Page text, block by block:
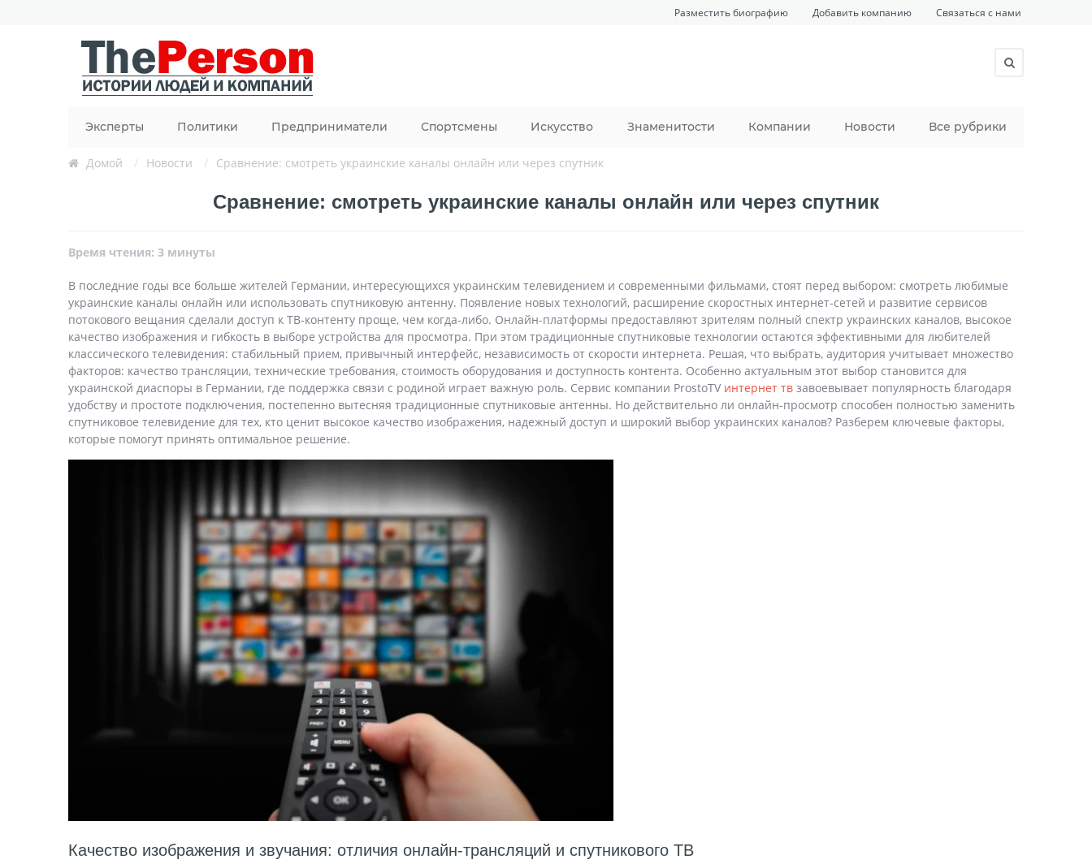
Разместить биографию Добавить компанию Связаться с нами
Эксперты Политики Предприниматели Спортсмены Искусство Знаменитости Компании Новости Все рубрики
Домой / Новости / Сравнение: смотреть украинские каналы онлайн или через спутник
Сравнение: смотреть украинские каналы онлайн или через спутник
Время чтения: 3 минуты
В последние годы все больше жителей Германии, интересующихся украинским телевидением и современными фильмами, стоят перед выбором: смотреть любимые
украинские каналы онлайн или использовать спутниковую антенну. Появление новых технологий, расширение скоростных интернет-сетей и развитие сервисов
потокового вещания сделали доступ к ТВ-контенту проще, чем когда-либо. Онлайн-платформы предоставляют зрителям полный спектр украинских каналов, высокое
качество изображения и гибкость в выборе устройства для просмотра. При этом традиционные спутниковые технологии остаются эффективными для любителей
классического телевидения: стабильный прием, привычный интерфейс, независимость от скорости интернета. Решая, что выбрать, аудитория учитывает множество
факторов: качество трансляции, технические требования, стоимость оборудования и доступность контента. Особенно актуальным этот выбор становится для
украинской диаспоры в Германии, где поддержка связи с родиной играет важную роль. Сервис компании ProstoTV интернет тв завоевывает популярность благодаря
удобству и простоте подключения, постепенно вытесняя традиционные спутниковые антенны. Но действительно ли онлайн-просмотр способен полностью заменить
спутниковое телевидение для тех, кто ценит высокое качество изображения, надежный доступ и широкий выбор украинских каналов? Разберем ключевые факторы,
которые помогут принять оптимальное решение.
Качество изображения и звучания: отличия онлайн-трансляций и спутникового ТВ